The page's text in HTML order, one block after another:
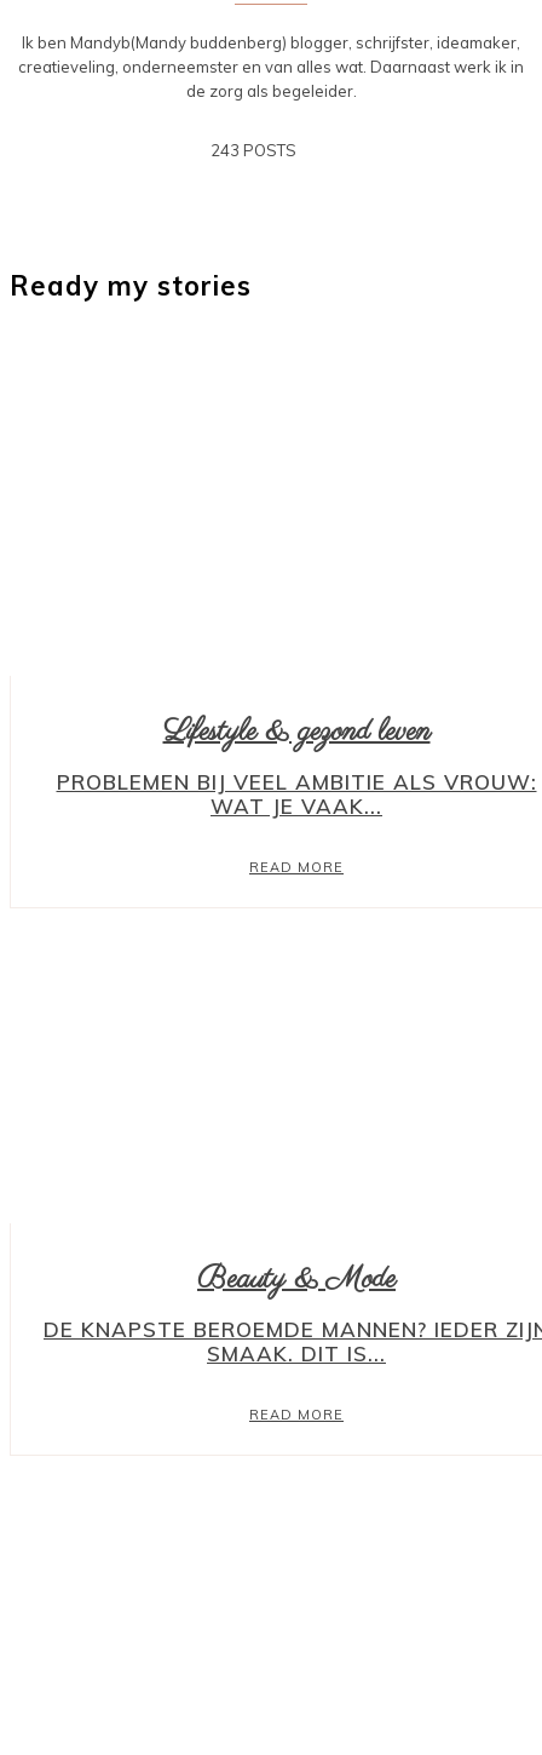
Ik ben Mandyb(Mandy buddenberg) blogger, schrijfster, ideamaker,
creatieveling, onderneemster en van alles wat. Daarnaast werk ik in
de zorg als begeleider.
243 POSTS
Ready my stories
Lifestyle & gezond leven
PROBLEMEN BIJ VEEL AMBITIE ALS VROUW:
WAT JE VAAK...
READ MORE
Beauty & Mode
DE KNAPSTE BEROEMDE MANNEN? IEDER
SMAAK. DIT IS...
READ MORE